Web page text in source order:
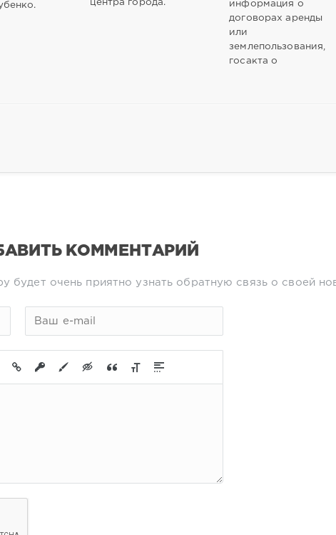
центра города.
информация о
договорах аренды
или
землепользования,
госакта о
КОММЕНТАРИЙ
будет очень приятно узнать обратную связь о своей